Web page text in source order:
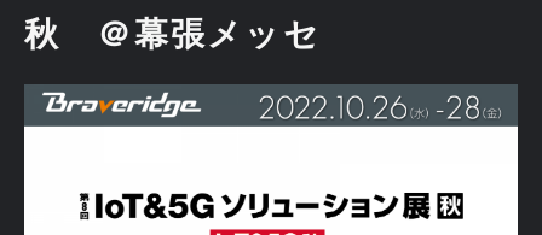
秋 ＠幕張メッセ